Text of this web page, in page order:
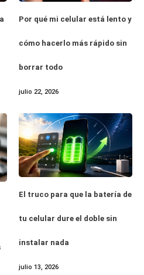
Por qué mi celular está lento y
cómo hacerlo más rápido sin
borrar todo
julio 22, 2026
El truco para que la batería de
tu celular dure el doble sin
instalar nada
julio 13, 2026